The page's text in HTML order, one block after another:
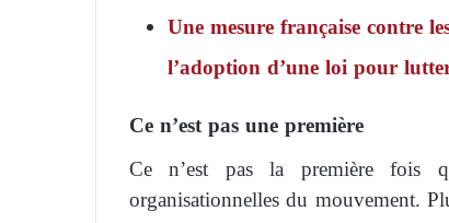
Une mesure française contre
l’adoption d’une loi pour
Ce n’est pas une première
Ce n’est pas la première fois
organisationnelles du mouvement.